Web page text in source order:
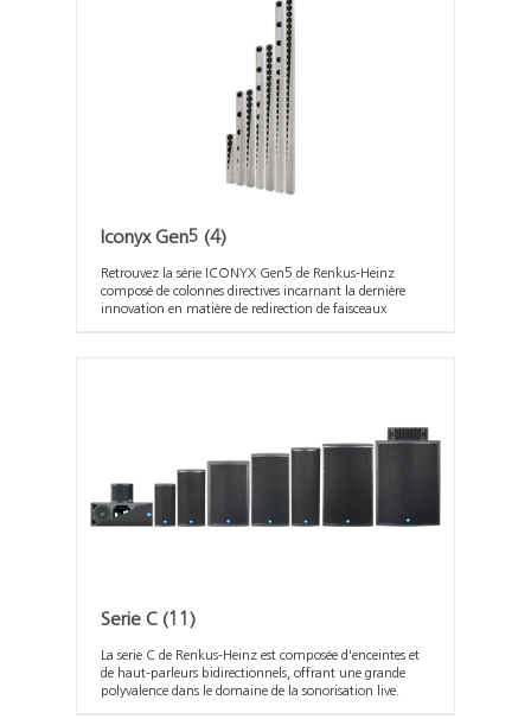
Iconyx Gen5 (4)
Retrouvez la série ICONYX Gen5 de Renkus-Heinz
composé de colonnes directives incarnant la dernière
innovation en matière de redirection de faisceaux
Serie C (11)
La serie C de Renkus-Heinz est composée d'enceintes et
de haut-parleurs bidirectionnels, offrant une grande
polyvalence dans le domaine de la sonorisation live.